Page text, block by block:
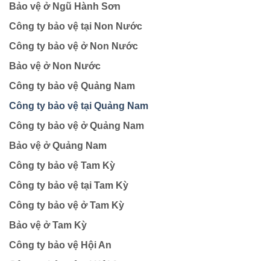
Bảo vệ ở Ngũ Hành Sơn
Công ty bảo vệ tại Non Nước
Công ty bảo vệ ở Non Nước
Bảo vệ ở Non Nước
Công ty bảo vệ Quảng Nam
Công ty bảo vệ tại Quảng Nam
Công ty bảo vệ ở Quảng Nam
Bảo vệ ở Quảng Nam
Công ty bảo vệ Tam Kỳ
Công ty bảo vệ tại Tam Kỳ
Công ty bảo vệ ở Tam Kỳ
Bảo vệ ở Tam Kỳ
Công ty bảo vệ Hội An